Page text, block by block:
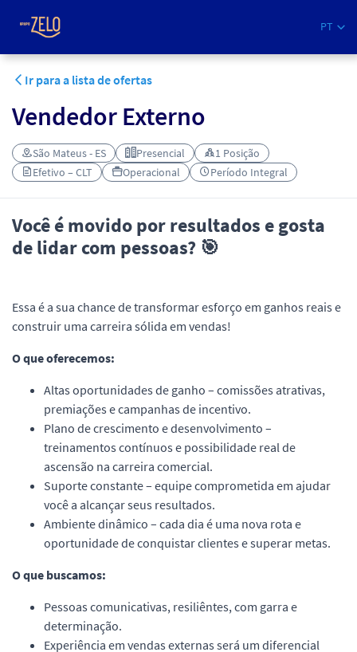
PT
Ir para a lista de ofertas
Vendedor Externo
São Mateus - ES Presencial
1 Posição
Efetivo – CLT
Operacional Período Integral
Você é movido por resultados e gosta
de lidar com pessoas? 🎯
Essa é a sua chance de transformar esforço em ganhos reais e
construir uma carreira sólida em vendas!
O que oferecemos:
Altas oportunidades de ganho – comissões atrativas,
premiações e campanhas de incentivo.
Plano de crescimento e desenvolvimento –
treinamentos contínuos e possibilidade real de
ascensão na carreira comercial.
Suporte constante – equipe comprometida em ajudar
você a alcançar seus resultados.
Ambiente dinâmico – cada dia é uma nova rota e
oportunidade de conquistar clientes e superar metas.
O que buscamos:
Pessoas comunicativas, resiliêntes, com garra e
determinação.
Experiência em vendas externas será um diferencial